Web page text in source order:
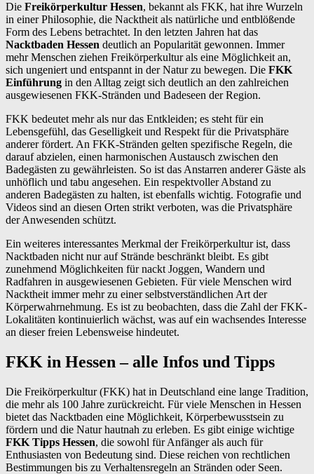
Die Freikörperkultur Hessen, bekannt als FKK, hat ihre Wurzeln
in einer Philosophie, die Nacktheit als natürliche und entblößende
Form des Lebens betrachtet. In den letzten Jahren hat das
Nacktbaden Hessen deutlich an Popularität gewonnen. Immer
mehr Menschen ziehen Freikörperkultur als eine Möglichkeit an,
sich ungeniert und entspannt in der Natur zu bewegen. Die FKK
Einführung in den Alltag zeigt sich deutlich an den zahlreichen
ausgewiesenen FKK-Stränden und Badeseen der Region.
FKK bedeutet mehr als nur das Entkleiden; es steht für ein
Lebensgefühl, das Geselligkeit und Respekt für die Privatsphäre
anderer fördert. An FKK-Stränden gelten spezifische Regeln, die
darauf abzielen, einen harmonischen Austausch zwischen den
Badegästen zu gewährleisten. So ist das Anstarren anderer Gäste als
unhöflich und tabu angesehen. Ein respektvoller Abstand zu
anderen Badegästen zu halten, ist ebenfalls wichtig. Fotografie und
Videos sind an diesen Orten strikt verboten, was die Privatsphäre
der Anwesenden schützt.
Ein weiteres interessantes Merkmal der Freikörperkultur ist, dass
Nacktbaden nicht nur auf Strände beschränkt bleibt. Es gibt
zunehmend Möglichkeiten für nackt Joggen, Wandern und
Radfahren in ausgewiesenen Gebieten. Für viele Menschen wird
Nacktheit immer mehr zu einer selbstverständlichen Art der
Körperwahrnehmung. Es ist zu beobachten, dass die Zahl der FKK-
Lokalitäten kontinuierlich wächst, was auf ein wachsendes Interesse
an dieser freien Lebensweise hindeutet.
FKK in Hessen – alle Infos und Tipps
Die Freikörperkultur (FKK) hat in Deutschland eine lange Tradition,
die mehr als 100 Jahre zurückreicht. Für viele Menschen in Hessen
bietet das Nacktbaden eine Möglichkeit, Körperbewusstsein zu
fördern und die Natur hautnah zu erleben. Es gibt einige wichtige
FKK Tipps Hessen, die sowohl für Anfänger als auch für
Enthusiasten von Bedeutung sind. Diese reichen von rechtlichen
Bestimmungen bis zu Verhaltensregeln an Stränden oder Seen.